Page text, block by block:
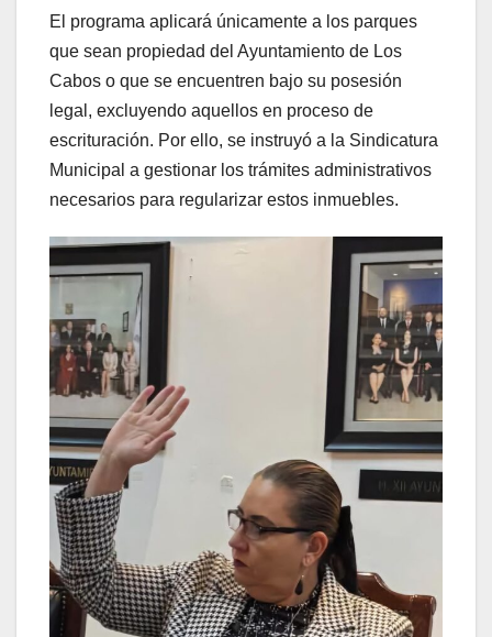
El programa aplicará únicamente a los parques
que sean propiedad del Ayuntamiento de Los
Cabos o que se encuentren bajo su posesión
legal, excluyendo aquellos en proceso de
escrituración. Por ello, se instruyó a la Sindicatura
Municipal a gestionar los trámites administrativos
necesarios para regularizar estos inmuebles.